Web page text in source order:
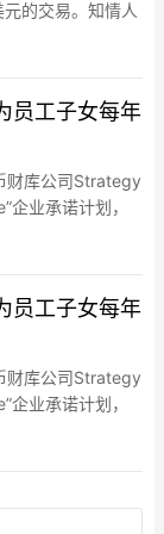
的交易。知情人
技术的非独家许
发。交易仍在推
员工子女每年
财库公司Strategy
业承诺计划，
件的美国员工子
名18岁以下符合
员工子女每年
财库公司Strategy
业承诺计划，
件的美国员工子
名18岁以下符合